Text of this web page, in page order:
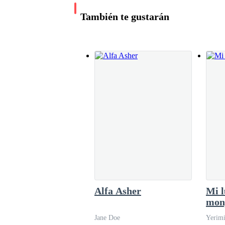
Uno de mis más grandes deseos es poder
También te gustarán
Alfa Asher
Jane Doe
Mi